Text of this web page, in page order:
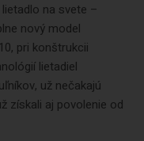
na svete –
nový model
pri konštrukcii
lietadiel
už nečakajú
získali aj povolenie od